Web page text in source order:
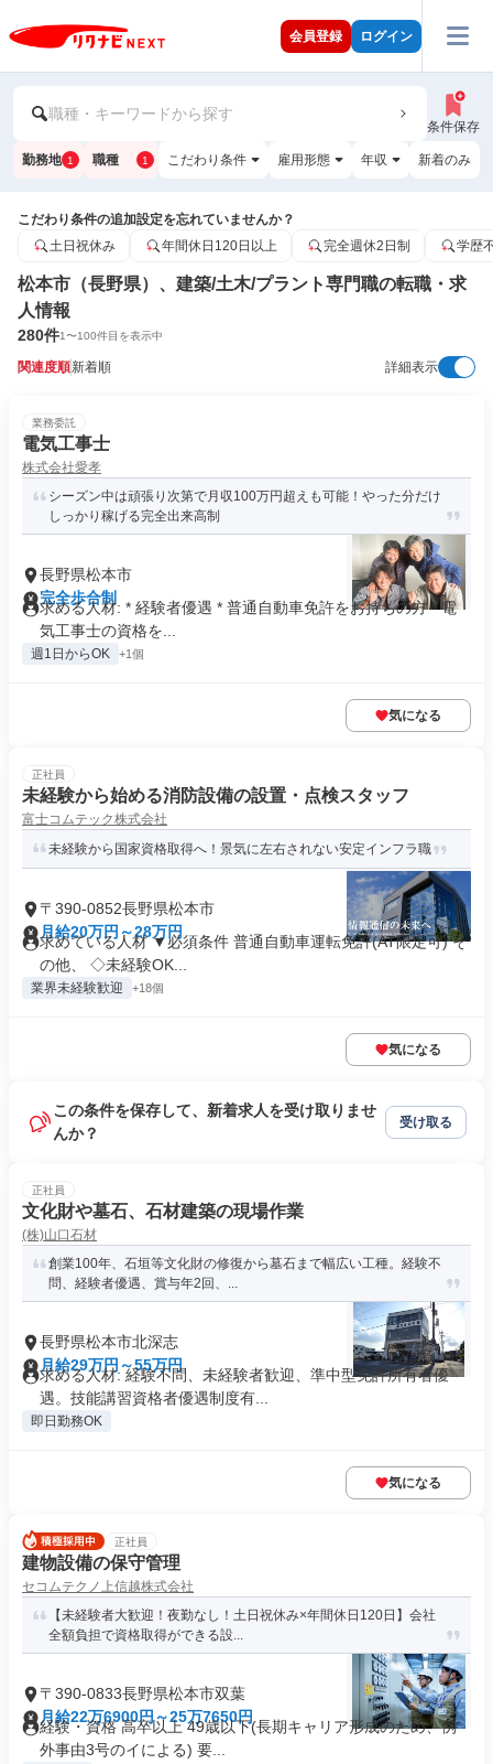
会員登録 ログイン
職種・キーワードから探す
条件保存
勤務地 1 職種 1 こだわり条件 雇用形態 年収 新着のみ
こだわり条件の追加設定を忘れていませんか？
土日祝休み
年間休日120日以上 完全週休2日制 学歴
松本市（長野県）、建築/土木/プラント専門職の転職・求
人情報
280件1〜100件目を表示中
関連度順新着順 詳細表示
業務委託
電気工事士
株式会社愛孝
シーズン中は頑張り次第で月収100万円超えも可能！やった分だけ
しっかり稼げる完全出来高制
長野県松本市
完全歩合制
求める人材: * 経験者優遇 * 普通自動車免許をお持ちの方 * 電
気工事士の資格を...
週1日からOK +1個
気になる
正社員
未経験から始める消防設備の設置・点検スタッフ
富士コムテック株式会社
未経験から国家資格取得へ！景気に左右されない安定インフラ職
〒390-0852長野県松本市
月給20万円～28万円
求めている人材 ▼必須条件 普通自動車運転免許(AT限定可) そ
の他、 ◇未経験OK...
業界未経験歓迎 +18個
気になる
この条件を保存して、新着求人を受け取りませ
んか？
受け取る
正社員
文化財や墓石、石材建築の現場作業
(株)山口石材
創業100年、石垣等文化財の修復から墓石まで幅広い工種。経験不
問、経験者優遇、賞与年2回、...
長野県松本市北深志
月給29万円～55万円
求める人材: 経験不問、未経験者歓迎、準中型免許所有者優
遇。技能講習資格者優遇制度有...
即日勤務OK
気になる
正社員
建物設備の保守管理
セコムテクノ上信越株式会社
【未経験者大歓迎！夜勤なし！土日祝休み×年間休日120日】会社
全額負担で資格取得ができる設...
〒390-0833長野県松本市双葉
月給22万6900円～25万7650円
経験・資格 高卒以上 49歳以下(長期キャリア形成のため、例
外事由3号のイによる) 要...